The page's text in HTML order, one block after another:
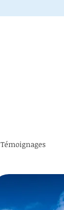
Témoignages